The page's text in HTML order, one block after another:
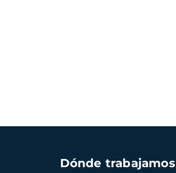
Dónde trabajamos